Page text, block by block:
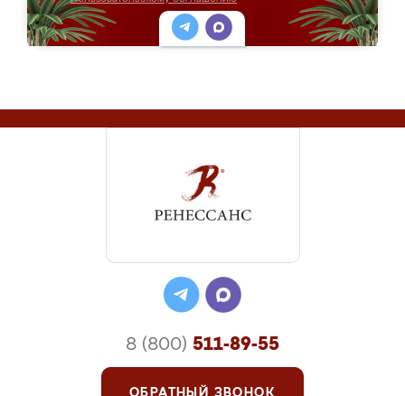
8 (800) 511-89-55
ОБРАТНЫЙ ЗВОНОК